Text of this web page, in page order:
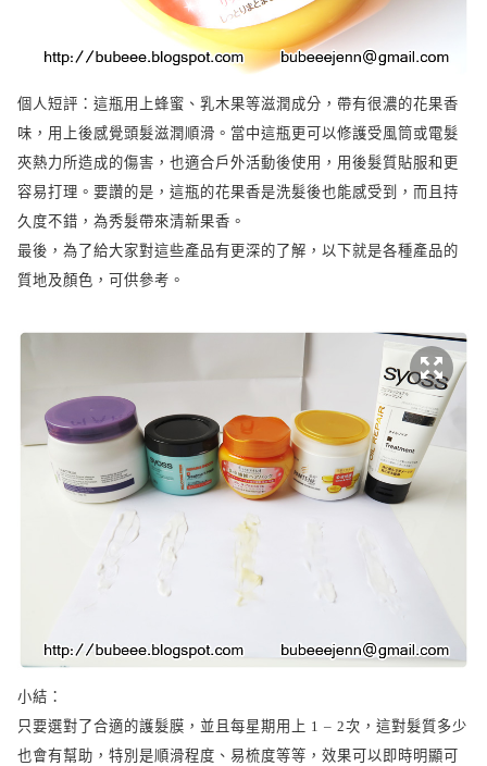
個人短評：這瓶用上蜂蜜、乳木果等滋潤成分，帶有很濃的花果香
味，用上後感覺頭髮滋潤順滑。當中這瓶更可以修護受風筒或電髮
夾熱力所造成的傷害，也適合戶外活動後使用，用後髮質貼服和更
容易打理。要讚的是，這瓶的花果香是洗髮後也能感受到，而且持
久度不錯，為秀髮帶來清新果香。
最後，為了給大家對這些產品有更深的了解，以下就是各種產品的
質地及顏色，可供參考。
小結：
只要選對了合適的護髮膜，並且每星期用上 1 – 2次，這對髮質多少
也會有幫助，特別是順滑程度、易梳度等等，效果可以即時明顯可